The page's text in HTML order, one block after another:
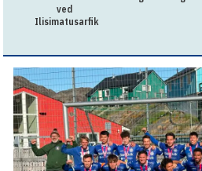
ved
Ilisimatusarfik